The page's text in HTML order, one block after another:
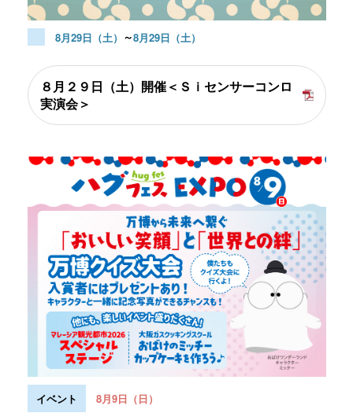
8月29日（土） ～8月29日（土）
８月２９日（土）開催＜Ｓｉセンサーコンロ
実演会＞
イベント 8月9日（日）